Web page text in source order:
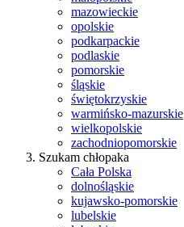
mazowieckie
opolskie
podkarpackie
podlaskie
pomorskie
śląskie
świętokrzyskie
warmińsko-mazurskie
wielkopolskie
zachodniopomorskie
Szukam chłopaka
Cała Polska
dolnośląskie
kujawsko-pomorskie
lubelskie